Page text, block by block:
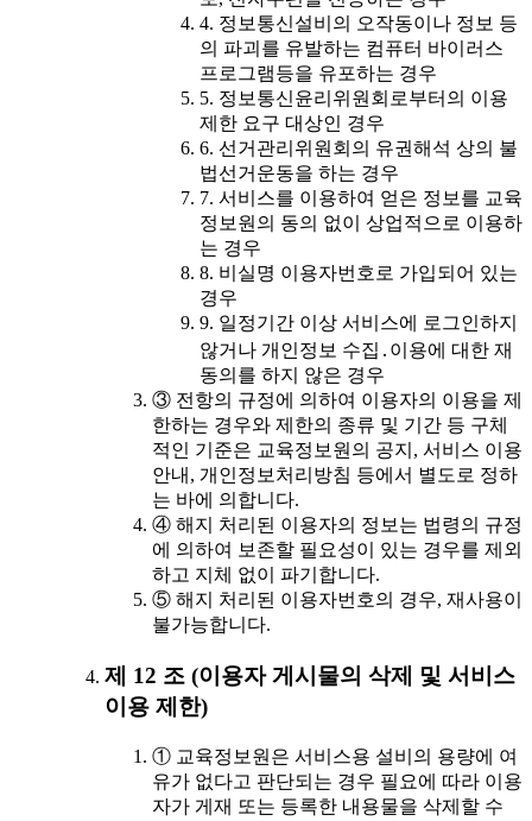
4. 정보통신설비의 오작동이나 정보 등
의 파괴를 유발하는 컴퓨터 바이러스
프로그램등을 유포하는 경우
5. 정보통신윤리위원회로부터의 이용
제한 요구 대상인 경우
6. 선거관리위원회의 유권해석 상의 불
법선거운동을 하는 경우
7. 서비스를 이용하여 얻은 정보를 교육
정보원의 동의 없이 상업적으로 이용하
는 경우
8. 비실명 이용자번호로 가입되어 있는
경우
9. 일정기간 이상 서비스에 로그인하지
않거나 개인정보 수집․이용에 대한 재
동의를 하지 않은 경우
③ 전항의 규정에 의하여 이용자의 이용을 제
한하는 경우와 제한의 종류 및 기간 등 구체
적인 기준은 교육정보원의 공지, 서비스 이용
안내, 개인정보처리방침 등에서 별도로 정하
는 바에 의합니다.
④ 해지 처리된 이용자의 정보는 법령의 규정
에 의하여 보존할 필요성이 있는 경우를 제외
하고 지체 없이 파기합니다.
⑤ 해지 처리된 이용자번호의 경우, 재사용이
불가능합니다.
제 12 조 (이용자 게시물의 삭제 및 서비스
이용 제한)
① 교육정보원은 서비스용 설비의 용량에 여
유가 없다고 판단되는 경우 필요에 따라 이용
자가 게재 또는 등록한 내용물을 삭제할 수